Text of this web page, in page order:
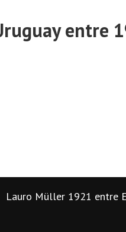
entre
Lauro Müller 1921 entre